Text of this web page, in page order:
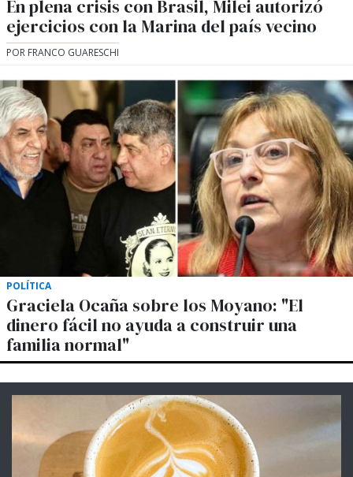
En plena crisis con Brasil, Milei autorizó
ejercicios con la Marina del país vecino
POR FRANCO GUARESCHI
POLÍTICA
Graciela Ocaña sobre los Moyano: "El
dinero fácil no ayuda a construir una
familia normal"